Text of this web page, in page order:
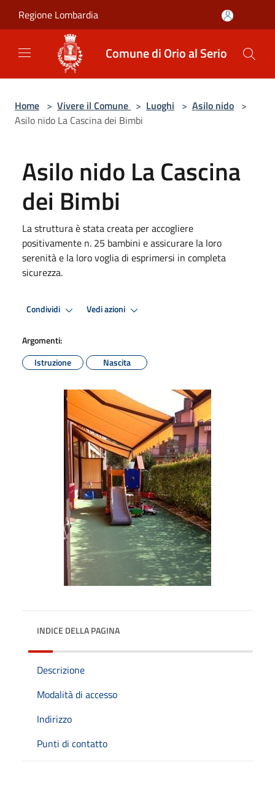
Regione Lombardia
Comune di Orio al Serio
Home > Vivere il Comune > Luoghi > Asilo nido >
Asilo nido La Cascina dei Bimbi
Asilo nido La Cascina
dei Bimbi
La struttura è stata creata per accogliere
positivamente n. 25 bambini e assicurare la loro
serenità e la loro voglia di esprimersi in completa
sicurezza.
Condividi Vedi azioni
Argomenti:
Istruzione
Nascita
INDICE DELLA PAGINA
Descrizione
Modalità di accesso
Indirizzo
Punti di contatto